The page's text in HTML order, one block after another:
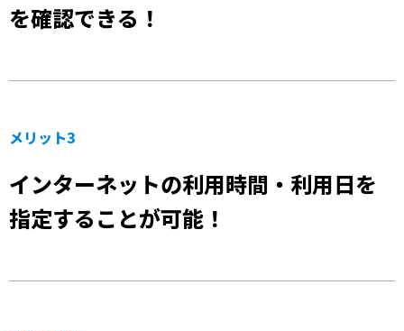
を確認できる！
メリット3
インターネットの利用時間・利用日を
指定することが可能！